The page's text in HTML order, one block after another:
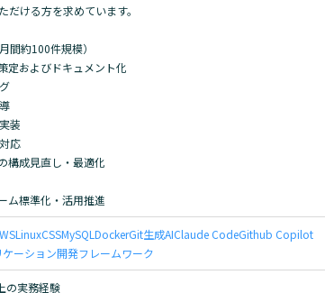
ける方を求めています。
間約100件規模）
定およびドキュメント化
装
応
構成見直し・最適化
ム標準化・活用推進
LinuxCSSMySQL DockerGit生成AIClaude CodeGithub Copilot
ケーション開発フレームワーク
の実務経験